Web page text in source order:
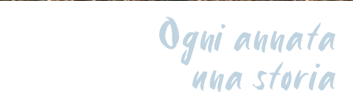
Ogni annata
una storia